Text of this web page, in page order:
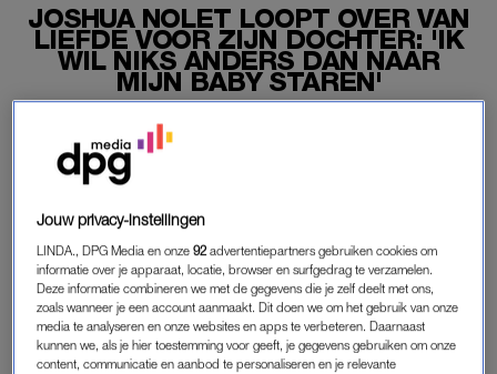
JOSHUA NOLET LOOPT OVER VAN
LIEFDE VOOR ZIJN DOCHTER: 'IK
WIL NIKS ANDERS DAN NAAR
MIJN BABY STAREN'
05-04-2022 | BELINDA JANSSEN
Chef’Special-zanger Joshua Nolet kijkt heel anders
tegen het leven aan sinds hij vader is geworden van
dochtertje Coco: ‘Nu denk ik, nu wil ik niks anders doen
dan naar mijn baby staren.’
Dat vertelt hij dinsdag inHLF8.
JOSHUA NOLET
Jouw privacy-instellingen
LINDA., DPG Media en onze92 advertentiepartners gebruiken cookies om
informatie over je apparaat, locatie, browser en surfgedrag te verzamelen.
Deze informatie combineren we met de gegevens die je zelf deelt met ons,
zoals wanneer je een account aanmaakt. Dit doen we om het gebruik van onze
media te analyseren en onze websites en apps te verbeteren. Daarnaast
kunnen we, als je hier toestemming voor geeft, je gegevens gebruiken om onze
content, communicatie en aanbod te personaliseren en je relevante